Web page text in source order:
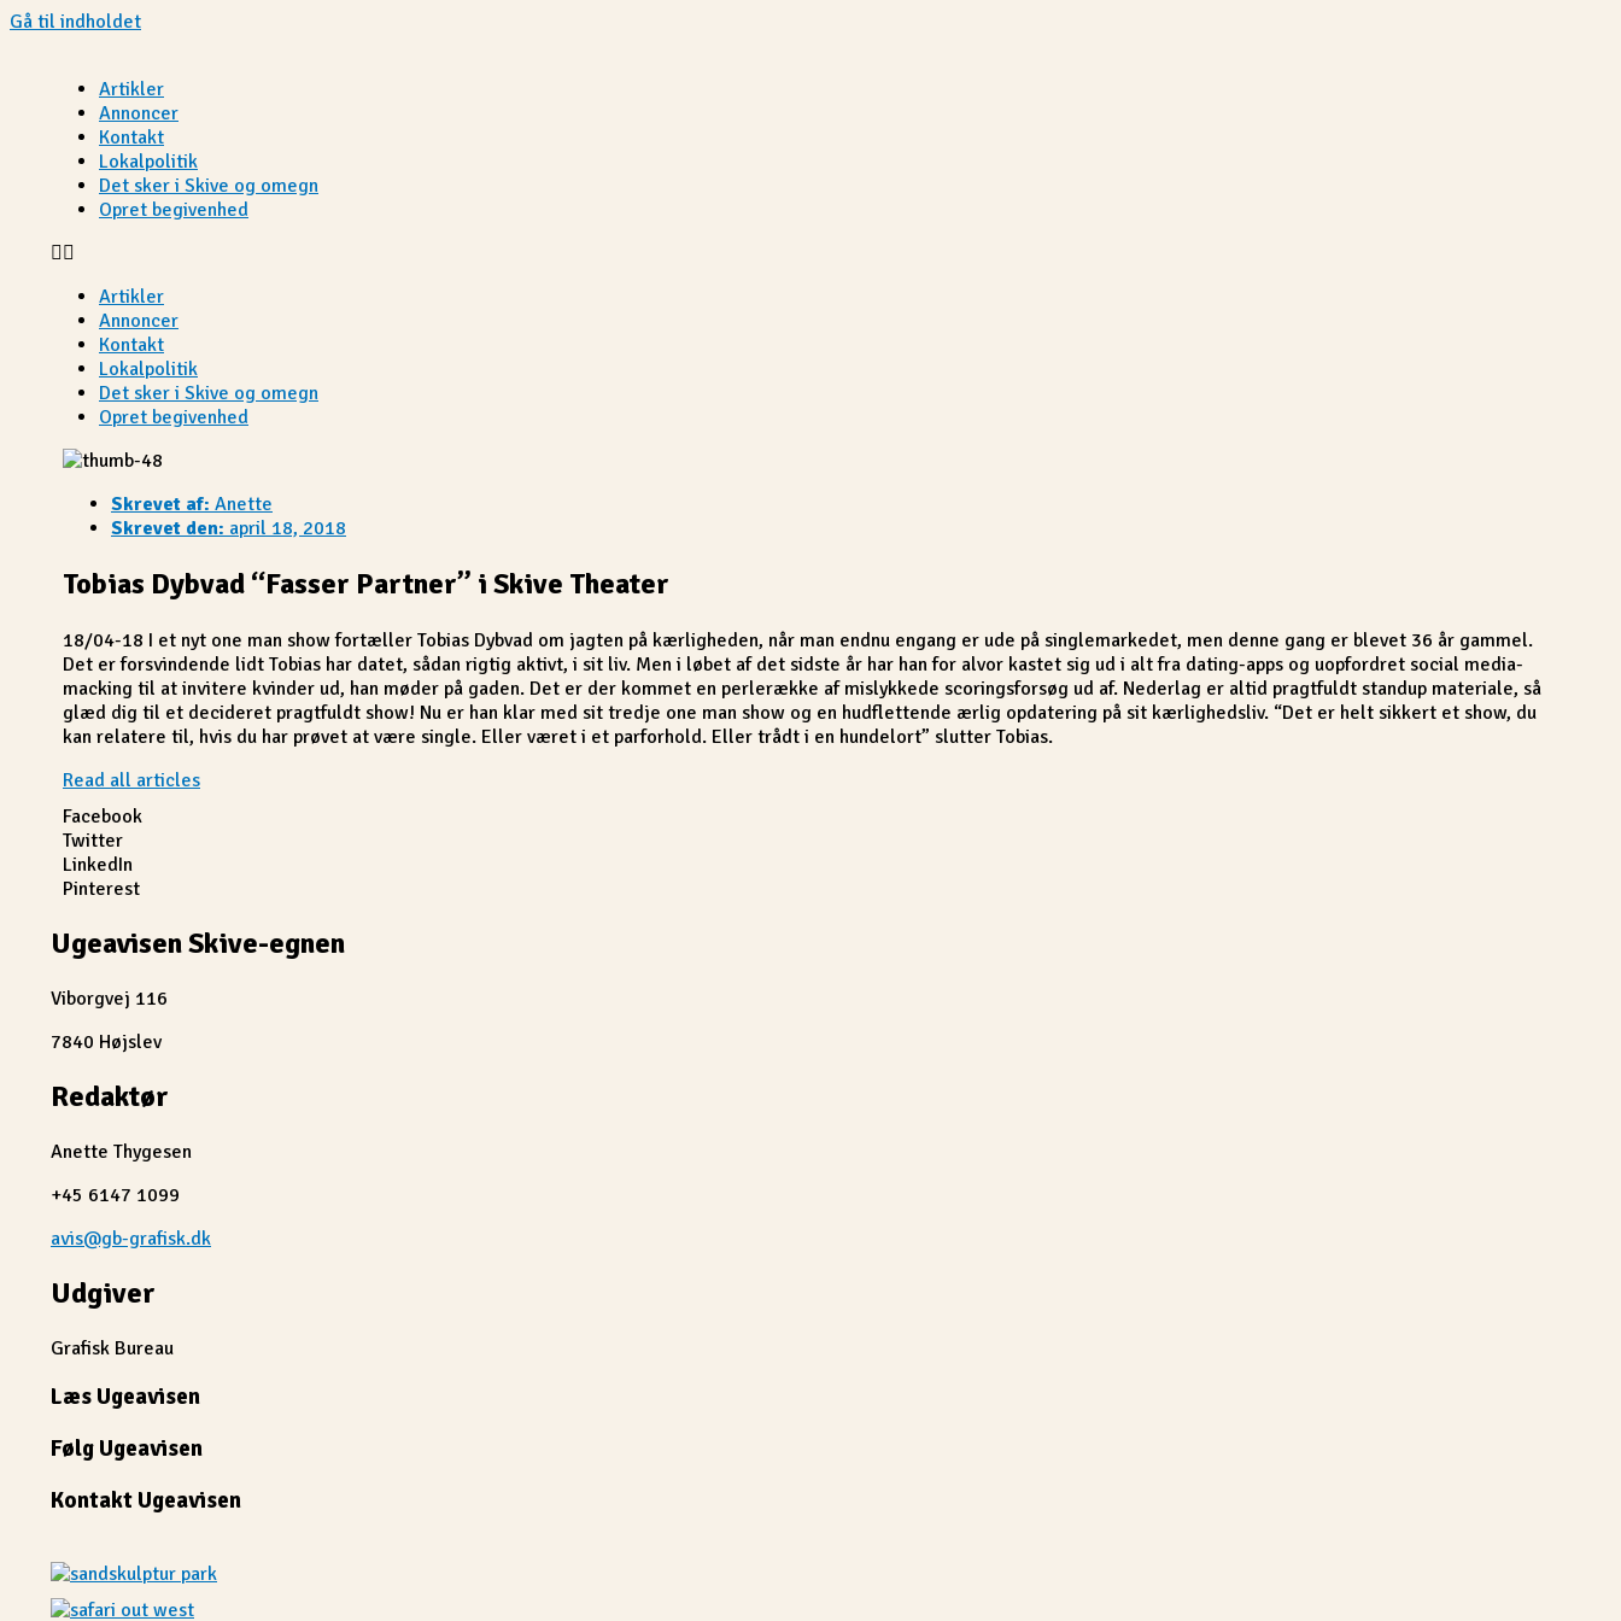
Gå til indholdet
Artikler
Annoncer
Kontakt
Lokalpolitik
Det sker i Skive og omegn
Opret begivenhed
Artikler
Annoncer
Kontakt
Lokalpolitik
Det sker i Skive og omegn
Opret begivenhed
Skrevet af: Anette
Skrevet den: april 18, 2018
Tobias Dybvad “Fasser Partner” i Skive Theater
18/04-18 I et nyt one man show fortæller Tobias Dybvad om jagten på kærligheden, når man endnu engang er ude på singlemarkedet, men denne gang er blevet 36 år gammel.
Det er forsvindende lidt Tobias har datet, sådan rigtig aktivt, i sit liv. Men i løbet af det sidste år har han for alvor kastet sig ud i alt fra dating-apps og uopfordret social media-
macking til at invitere kvinder ud, han møder på gaden. Det er der kommet en perlerække af mislykkede scoringsforsøg ud af. Nederlag er altid pragtfuldt standup materiale, så
glæd dig til et decideret pragtfuldt show! Nu er han klar med sit tredje one man show og en hudflettende ærlig opdatering på sit kærlighedsliv. “Det er helt sikkert et show, du
kan relatere til, hvis du har prøvet at være single. Eller været i et parforhold. Eller trådt i en hundelort” slutter Tobias.
Read all articles
Facebook
Twitter
LinkedIn
Pinterest
Ugeavisen Skive-egnen
Viborgvej 116
7840 Højslev
Redaktør
Anette Thygesen
+45 6147 1099
avis@gb-grafisk.dk
Udgiver
Grafisk Bureau
Læs Ugeavisen
Følg Ugeavisen
Kontakt Ugeavisen